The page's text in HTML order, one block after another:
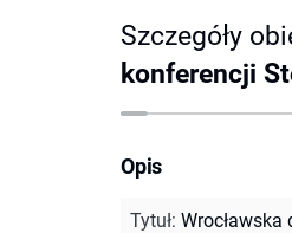
Szczegóły
konferencji
Opis
Tytuł: